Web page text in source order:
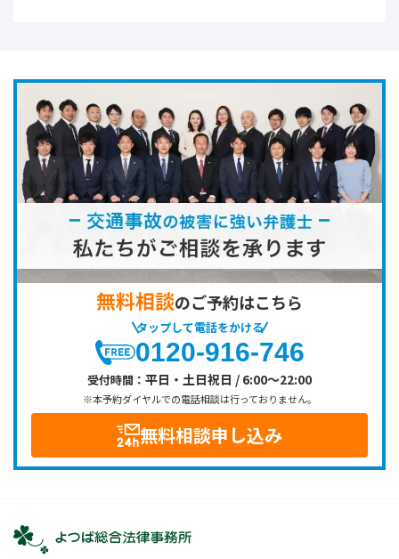
無料相談のご予約はこちら
タップして電話をかける
0120-916-746
受付時間： 平日・土日祝日 / 6:00～22:00
※本予約ダイヤルでの電話相談は行っておりません。
無料相談申し込み